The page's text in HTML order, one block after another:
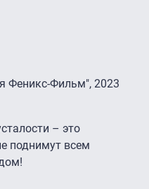
Феникс-Фильм", 2023
– это
поднимут всем